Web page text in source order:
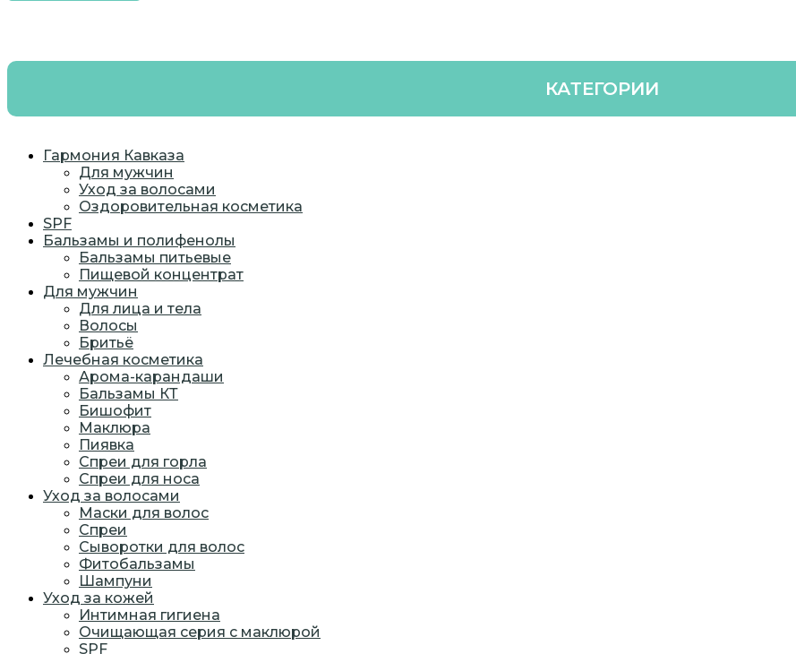
КАТЕГОРИИ
Гармония Кавказа
Для мужчин
Уход за волосами
Оздоровительная косметика
SPF
Бальзамы и полифенолы
Бальзамы питьевые
Пищевой концентрат
Для мужчин
Для лица и тела
Волосы
Бритьё
Лечебная косметика
Арома-карандаши
Бальзамы КТ
Бишофит
Маклюра
Пиявка
Спреи для горла
Спреи для носа
Уход за волосами
Маски для волос
Спреи
Сыворотки для волос
Фитобальзамы
Шампуни
Уход за кожей
Интимная гигиена
Очищающая серия с маклюрой
SPF